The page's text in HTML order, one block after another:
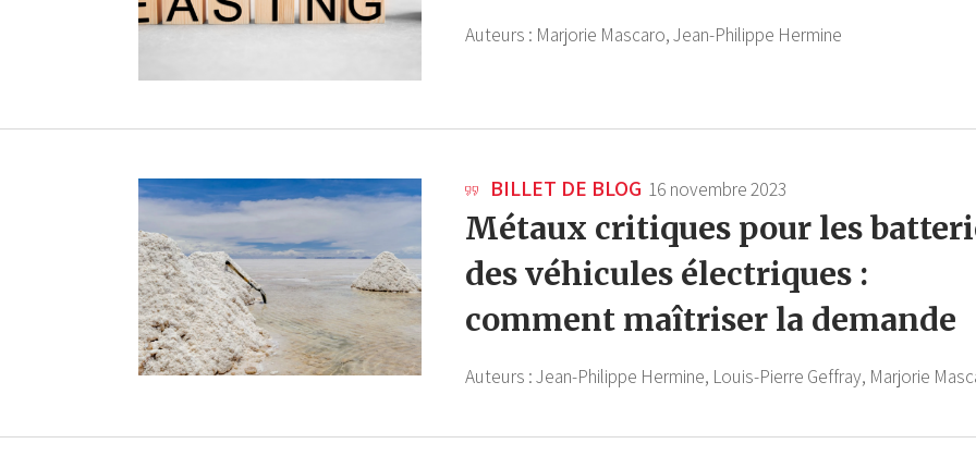
Auteurs : Marjorie Mascaro,Jean-Philippe Hermine
BILLET DE BLOG 16 novembre 2023
Métaux critiques pour les
des véhicules électriques :
comment maîtriser la demande
Auteurs :Jean-Philippe Hermine, Louis-Pierre Geffray, Marjorie